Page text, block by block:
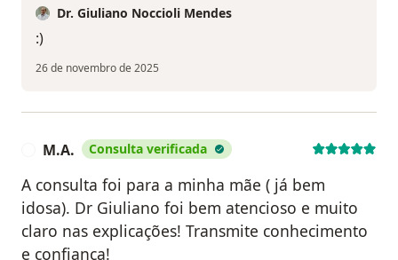
Dr. Giuliano Noccioli Mendes
:)
26 de novembro de 2025
M.A. Consulta verificada
A consulta foi para a minha mãe ( já bem
idosa). Dr Giuliano foi bem atencioso e muito
claro nas explicações! Transmite conhecimento
e confiança!